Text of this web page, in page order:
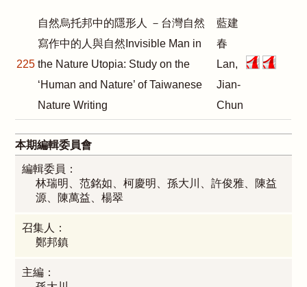
225
自然烏托邦中的隱形人 －台灣自然
寫作中的人與自然Invisible Man in
the Nature Utopia: Study on the
‘Human and Nature’ of Taiwanese
Nature Writing
藍建
春
Lan,
Jian-
Chun
本期編輯委員會
編輯委員：
林瑞明、范銘如、柯慶明、孫大川、許俊雅、陳益
源、陳萬益、楊翠
召集人：
鄭邦鎮
主編：